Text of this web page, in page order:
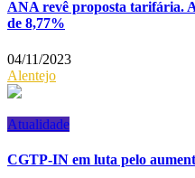
ANA revê proposta tarifária.
de 8,77%
04/11/2023
Alentejo
Atualidade
CGTP-IN em luta pelo